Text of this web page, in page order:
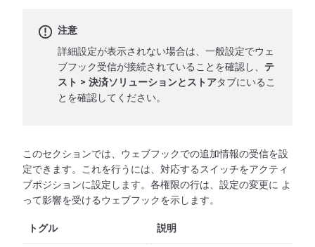
注意
詳細設定が表示されない場合は、一般設定でウェ
ブフック受信が接続されていることを確認し、 テ
スト > 決済ソリューションとストアタブにいるこ
とを確認してください。
このセクションでは、ウェブフックでの追加情報の受信を設
定できます。これを行うには、対応するスイッチをアクティ
ブポジションに設定します。各権限の行は、設定の変更に よ
って影響を受けるウェブフックを示します。
トグル 説明